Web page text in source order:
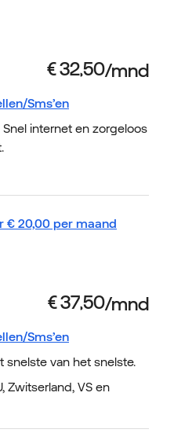
Sms’en
internet en zorgeloos
€ 20,00 per maand
Sms’en
snelste van het snelste.
Zwitserland, VS en